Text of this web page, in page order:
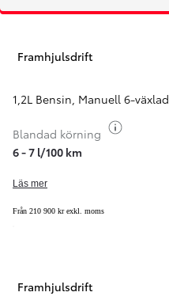
Framhjulsdrift
1,2L Bensin, Manuell 6-växlad
Blandad körning
6 - 7 l/100 km
Läs mer
Från 210 900 kr exkl. moms
Framhjulsdrift